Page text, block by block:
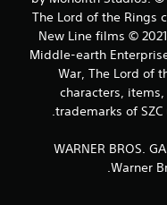
The Lord of the Rings
New Line films ©
Middle-earth
War, The Lord of
characters,
trademarks of
WARNER BROS.
Warner